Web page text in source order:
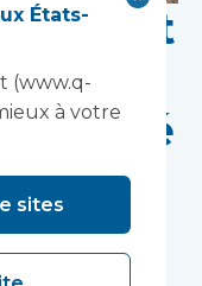
de
géré
NHS
la mise en
États-
(www.q-
à votre
sites